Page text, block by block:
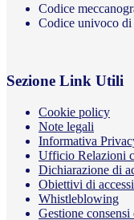
Codice
Codice univoco
Sezione Link Utili
Cookie policy
Note legali
Informativa
Ufficio Relazioni
Dichiarazione di
Obiettivi di
Whistleblowing
Gestione